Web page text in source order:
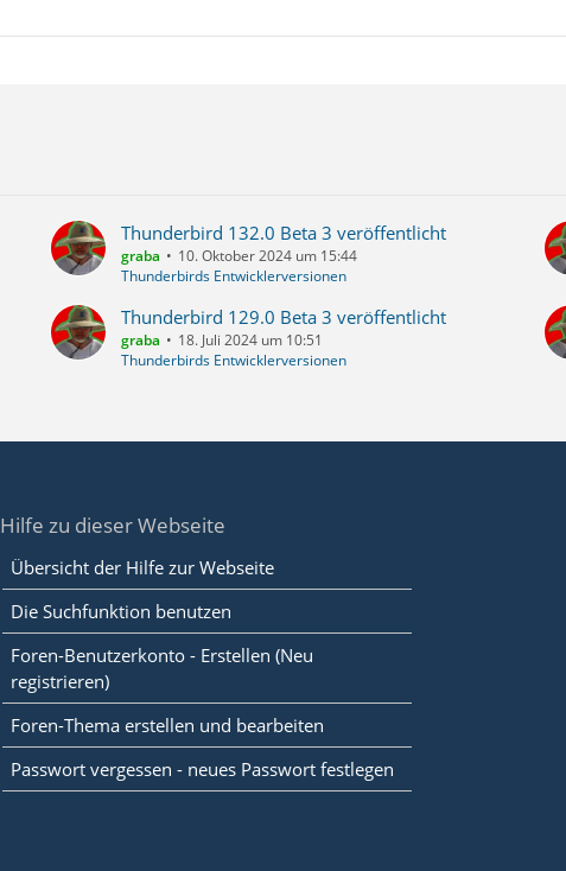
Thunderbird 132.0 Beta 3 veröffentlicht
graba
10. Oktober 2024 um 15:44
Thunderbirds Entwicklerversionen
Thunderbird 129.0 Beta 3 veröffentlicht
graba
18. Juli 2024 um 10:51
Thunderbirds Entwicklerversionen
Hilfe zu dieser Webseite
Übersicht der Hilfe zur Webseite
Die Suchfunktion benutzen
Foren-Benutzerkonto - Erstellen (Neu
registrieren)
Foren-Thema erstellen und bearbeiten
Passwort vergessen - neues Passwort festlegen